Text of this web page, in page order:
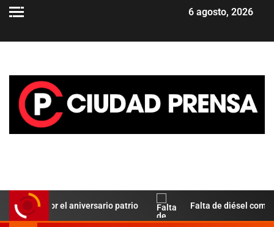
6 agosto, 2026
por el aniversario patrio Falta de diésel complica el